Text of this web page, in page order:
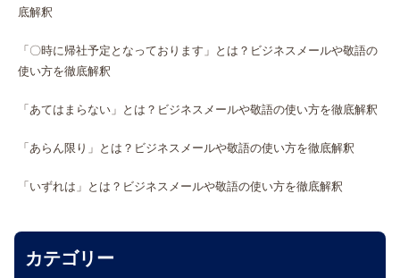
底解釈
「〇時に帰社予定となっております」とは？ビジネスメールや敬語の
使い方を徹底解釈
「あてはまらない」とは？ビジネスメールや敬語の使い方を徹底解釈
「あらん限り」とは？ビジネスメールや敬語の使い方を徹底解釈
「いずれは」とは？ビジネスメールや敬語の使い方を徹底解釈
カテゴリー